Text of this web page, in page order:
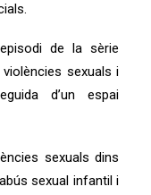
de la sèrie
violències sexuals i
d’un espai
sexuals dins
sexual infantil i